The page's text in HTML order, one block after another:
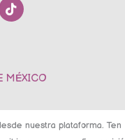
i
MÉXICO
nuestra plataforma. Ten